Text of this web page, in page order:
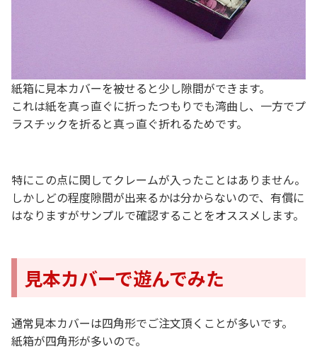
紙箱に見本カバーを被せると少し隙間ができます。
これは紙を真っ直ぐに折ったつもりでも湾曲し、一方でプ
ラスチックを折ると真っ直ぐ折れるためです。
特にこの点に関してクレームが入ったことはありません。
しかしどの程度隙間が出来るかは分からないので、有償に
はなりますがサンプルで確認することをオススメします。
見本カバーで遊んでみた
通常見本カバーは四角形でご注文頂くことが多いです。
紙箱が四角形が多いので。